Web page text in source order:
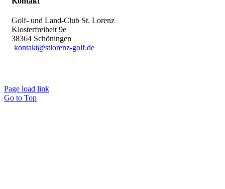
Golf- und Land-Club St. Lorenz
Klosterfreiheit 9e
38364 Schöningen
kontakt@stlorenz-golf.de
Page load link
Go to Top